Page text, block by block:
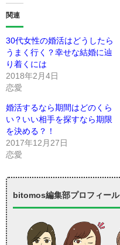
関連
30代女性の婚活はどうしたら
うまく行く？幸せな結婚に辿
り着くには
2018年2月4日
恋愛
婚活するなら期間はどのくら
い？いい相手を探すなら期限
を決める？！
2017年12月27日
恋愛
bitomos編集部プロフィール